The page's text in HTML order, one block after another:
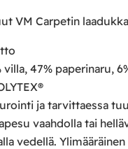
VM Carpetin
villa, 47% paperinaru,
ja tarvittaessa
vaahdolla tai
vedellä.